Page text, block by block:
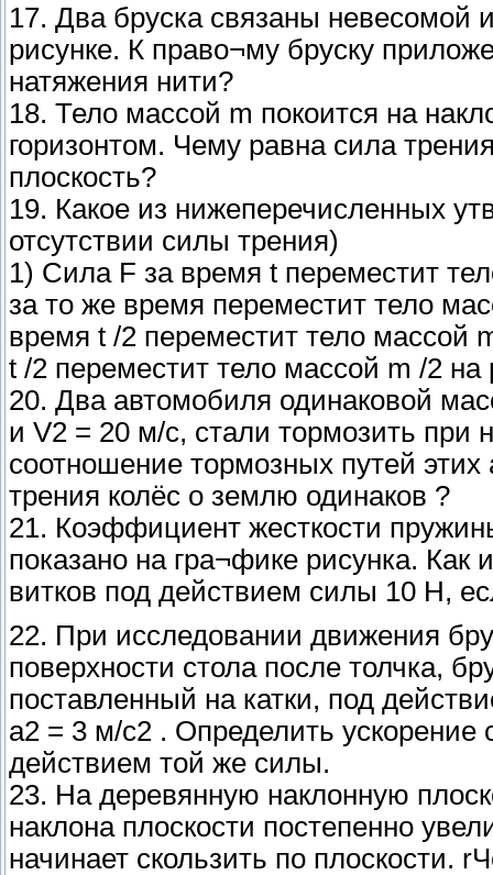
17. Два бруска связаны невесомой
рисунке. К право¬му бруску
натяжения нити?
18. Тело массой m покоится на
горизонтом. Чему равна сила
плоскость?
19. Какое из нижеперечисленных
отсутствии силы трения)
1) Сила F за время t переместит
за то же время переместит тело
время t /2 переместит тело массой
t /2 переместит тело массой m /2
20. Два автомобиля одинаковой
и V2 = 20 м/с, стали тормозить при
соотношение тормозных путей
трения колёс о землю одинаков ?
21. Коэффициент жесткости
показано на гра¬фике рисунка.
витков под действием силы 10 Н,
22. При исследовании движения
поверхности стола после толчка,
поставленный на катки, под
а2 = 3 м/с2 . Определить ускорение
действием той же силы.
23. На деревянную наклонную
наклона плоскости постепенно
начинает скользить по плоскости.